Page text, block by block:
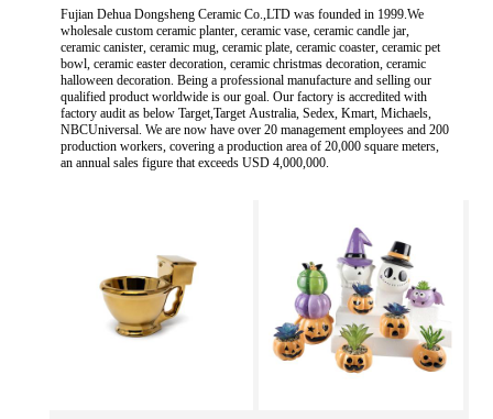
Fujian Dehua Dongsheng Ceramic Co.,LTD was founded in 1999.We
wholesale custom ceramic planter, ceramic vase, ceramic candle jar,
ceramic canister, ceramic mug, ceramic plate, ceramic coaster, ceramic pet
bowl, ceramic easter decoration, ceramic christmas decoration, ceramic
halloween decoration. Being a professional manufacture and selling our
qualified product worldwide is our goal. Our factory is accredited with
factory audit as below Target,Target Australia, Sedex, Kmart, Michaels,
NBCUniversal. We are now have over 20 management employees and 200
production workers, covering a production area of 20,000 square meters,
an annual sales figure that exceeds USD 4,000,000.